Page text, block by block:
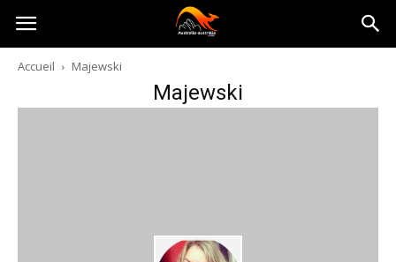
Australia-
australie.com
Accueil Majewski
Majewski